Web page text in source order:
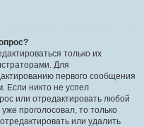
только их
Для
первого сообщения
Если никто не успел
или отредактировать любой
проголосовал, то только
или удалить